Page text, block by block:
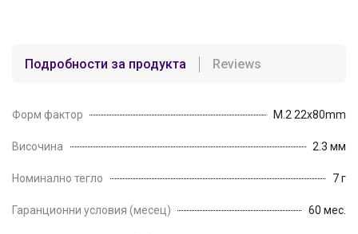
Подробности за продукта Reviews
Форм фактор M.2 22x80mm
Височина 2.3 мм
Номинално тегло 7 г
Гаранционни условия (месец) 60 мес.